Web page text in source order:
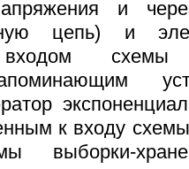
и
цепь) и
схемы
к входу
выборки-